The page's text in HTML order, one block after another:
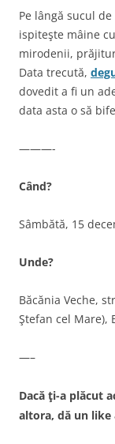
Pe lângă sucul
ispiteşte mâine
mirodenii,
Data trecută,
dovedit a fi un
data asta o să
———-
Când?
Sâmbătă, 15
Unde?
Băcănia Veche,
Ştefan cel Mare),
—–
Dacă ţi-a plăcut
altora, dă un like